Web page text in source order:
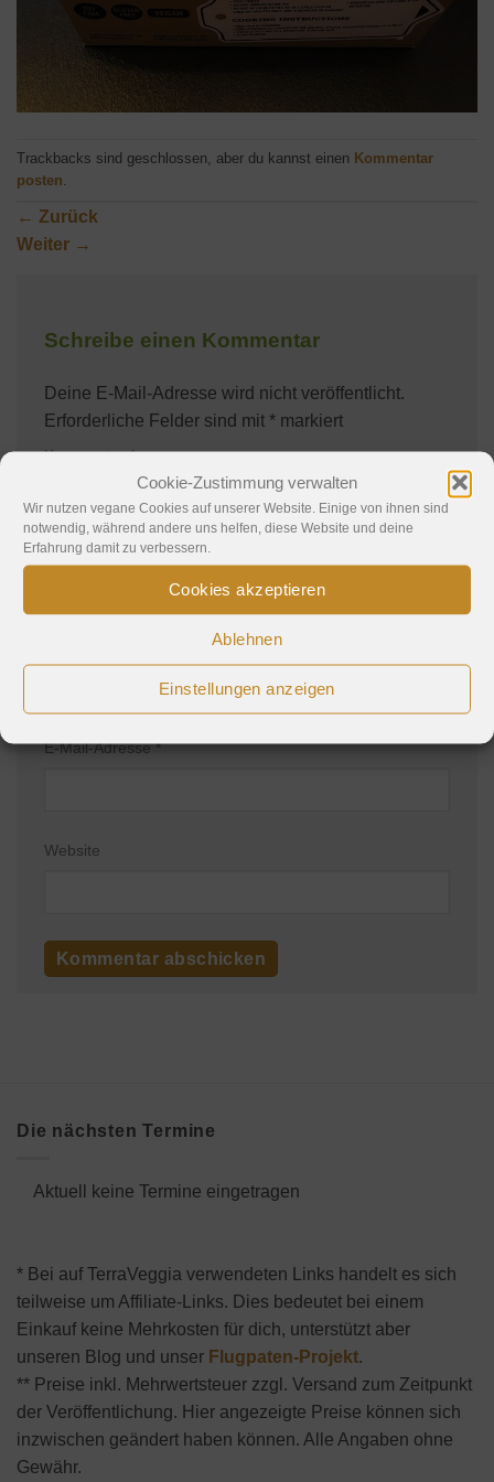
Cookie-Zustimmung verwalten
Wir nutzen vegane Cookies auf unserer Website. Einige von ihnen sind
notwendig, während andere uns helfen, diese Website und deine
Erfahrung damit zu verbessern.
Cookies akzeptieren
Ablehnen
Einstellungen anzeigen
Trackbacks sind geschlossen, aber du kannst einen Kommentar
posten
← Zurück
Weiter →
Schreibe einen Kommentar
Deine E-Mail-Adresse wird nicht veröffentlicht.
Erforderliche Felder sind mit * markiert
Kommentar*
E-Mail-Adresse*
Website
Die nächsten Termine
Aktuell keine Termine eingetragen
* Bei auf TerraVeggia verwendeten Links handelt es sich
teilweise um Affiliate-Links. Dies bedeutet bei einem
Einkauf keine Mehrkosten für dich, unterstützt aber
unseren Blog und unser Flugpaten-Projekt.
** Preise inkl. Mehrwertsteuer zzgl. Versand zum Zeitpunkt
der Veröffentlichung. Hier angezeigte Preise können sich
inzwischen geändert haben können. Alle Angaben ohne
Gewähr.